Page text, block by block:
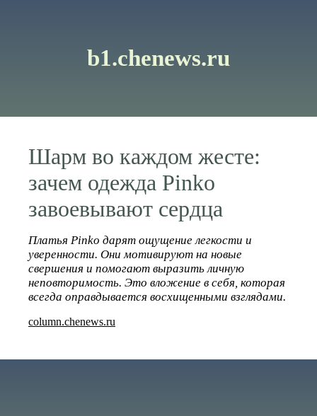
b1.chenews.ru
Шарм во каждом жесте:
зачем одежда Pinko
завоевывают сердца
Платья Pinko дарят ощущение легкости и
уверенности. Они мотивируют на новые
свершения и помогают выразить личную
неповторимость. Это вложение в себя, которая
всегда оправдывается восхищенными взглядами.
column.chenews.ru